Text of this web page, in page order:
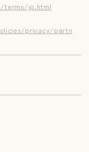
terms/jp.html
privacy/partn